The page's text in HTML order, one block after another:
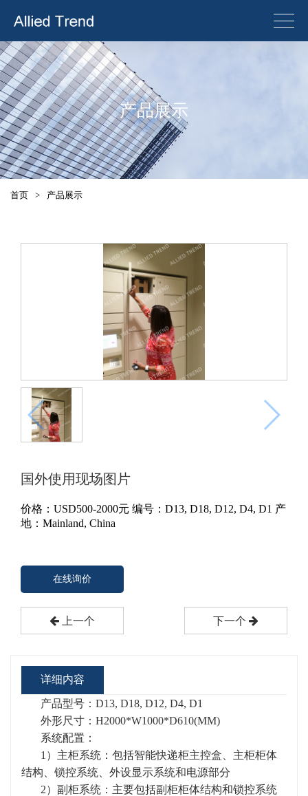
产品展示
首页 > 产品展示
国外使用现场图片
价格： USD500-2000元 编号：D13, D18, D12, D4, D1 产
地：Mainland, China
在线询价
上一个 下一个
详细内容
产品型号：D13, D18, D12, D4, D1
外形尺寸：H2000*W1000*D610(MM)
系统配置：
1 ）主柜系统 ：包括智能快递柜主控盒、主柜柜体
结构、锁控系统、外设显示系统和电源部分
2）副柜系统 ：主要包括副柜柜体结构和锁控系统